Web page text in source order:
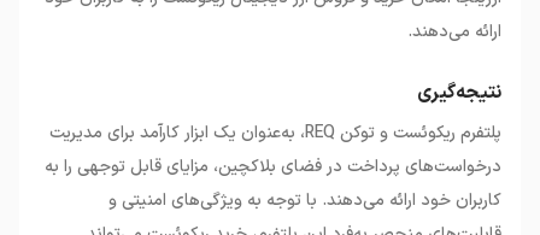
ارائه می‌دهند.
نتیجه‌گیری
پلتفرم ریکوئست و توکن REQ، به‌عنوان یک ابزار کارآمد برای مدیریت
درخواست‌های پرداخت در فضای بلاکچین، مزایای قابل توجهی را به
کاربران خود ارائه می‌دهند. با توجه به ویژگی‌های امنیتی و